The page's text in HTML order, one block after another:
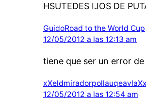
HSUTEDES IJOS DE
GuidoRoad to the World Cup
12/05/2012 a las 12:13 am
tiene que ser un error
xXeldmiradorpollauqeavlaXx
12/05/2012 a las 12:54 am